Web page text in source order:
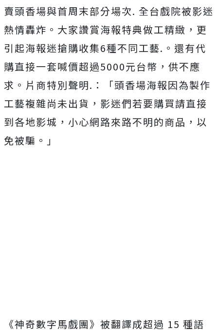
賣頭香場與首周末部分場次. 全台戲院被影迷
熱情轟炸。大家讚賞海報特典做工精緻，更
引起海報迷搶購收集6種不同工藝.。還有代
購直接一套喊價超過5000元台幣，供不應
求。片商特別聲明.：「頭香場海報因為製作
工藝複雜尚未出貨，影迷們若要購買請直接
到各地影城，小心網路來路不明的商品，以
免被騙。」
《神奇數字馬戲團》被翻譯成超過 15 種語